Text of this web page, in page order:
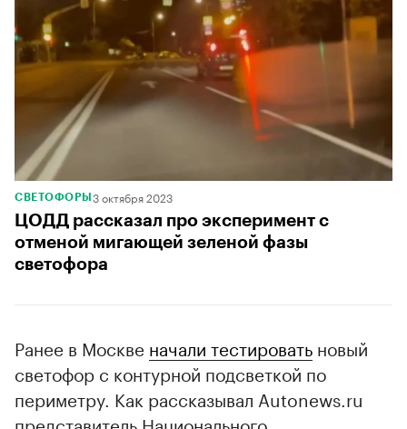
СВЕТОФОРЫ 3 октября 2023
ЦОДД рассказал про эксперимент c
отменой мигающей зеленой фазы
светофора
Ранее в Москве начали тестировать новый
светофор с контурной подсветкой по
периметру. Как рассказывал Autonews.ru
представитель Национального